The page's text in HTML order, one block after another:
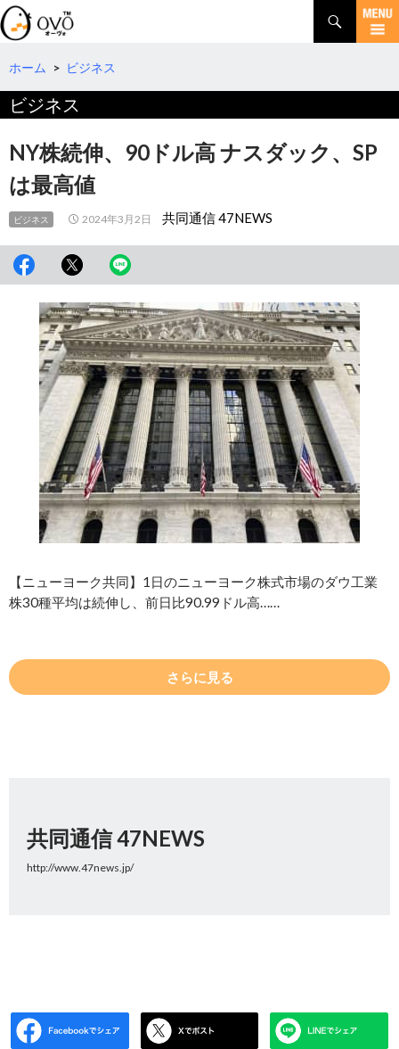
検
索
コ
テ
へ
移
動
ホーム > ビジネス
ビジネス
NY株続伸、90ドル高 ナスダック、SP
は最高値
ビジネス 2024年3月2日 共同通信 47NEWS
【ニューヨーク共同】1日のニューヨーク株式市場のダウ工業
株30種平均は続伸し、前日比90.99ドル高……
さらに見る
共同通信 47NEWS
http://www.47news.jp/